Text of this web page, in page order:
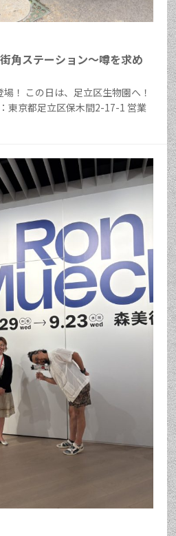
角ステーション～噂を求め
！ この日は、足立区生物園へ！
東京都足立区保木間2-17-1 営業